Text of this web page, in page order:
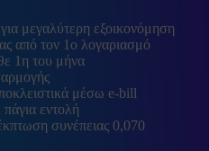
μεγαλύτερη εξοικονόμηση
από τον 1o λογαριασμό
1η του μήνα
μέσω e-bill
εντολή
συνέπειας 0,070